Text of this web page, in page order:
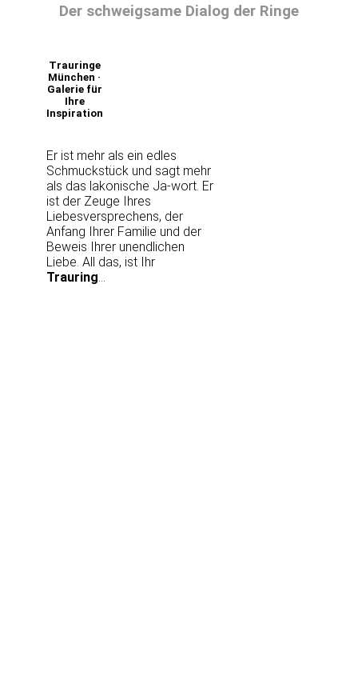
Der schweigsame Dialog der Ringe
Trauringe
München ·
Galerie für
Ihre
Inspiration
Er ist mehr als ein edles
Schmuckstück und sagt mehr
als das lakonische Ja-wort. Er
ist der Zeuge Ihres
Liebesversprechens, der
Anfang Ihrer Familie und der
Beweis Ihrer unendlichen
Liebe. All das, ist Ihr
Trauring…